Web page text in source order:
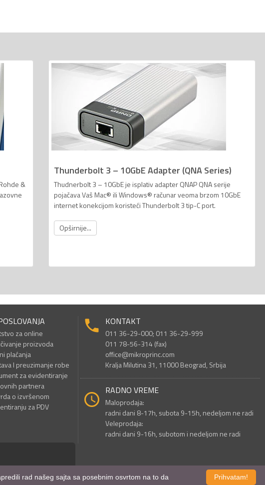
&
Thunderbolt 3 – 10GbE Adapter (QNA Series)
Thudnerbolt 3 – 10GbE je isplativ adapter QNAP QNA serije
pojačava Vaš Mac® ili Windows® računar veoma brzom 10GbE
internet konekcijom koristeći Thunderbolt 3 tip-C port.
Opširnije...
za online
proizvoda
plaćanja
I preuzimanje robe
za evidentiranje
partnera
o izvršenom
za PDV
KONTAKT
011 36-29-000; 011 36-29-999
011 78-56-314 (fax)
office@mikroprinc.com
Kralja Milutina 31, 11000 Beograd, Srbija
RADNO VREME
Maloprodaja:
radni dani 8-17h, subota 9-15h, nedeljom ne radi
Veleprodaja:
radni dani 9-16h, subotom i nedeljom ne radi
Prihvatam!
rad našeg sajta sa posebnim osvrtom na to da